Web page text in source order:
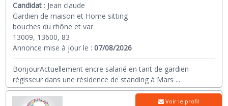
Candidat : Jean claude
Gardien de maison et Home sitting
bouches du rhône et var
13009, 13600, 83
Annonce mise à jour le :07/08/2026
BonjourActuellement encre salarié en tant de gardien
régisseur dans une résidence de standing à Mars ...
Voir le profil